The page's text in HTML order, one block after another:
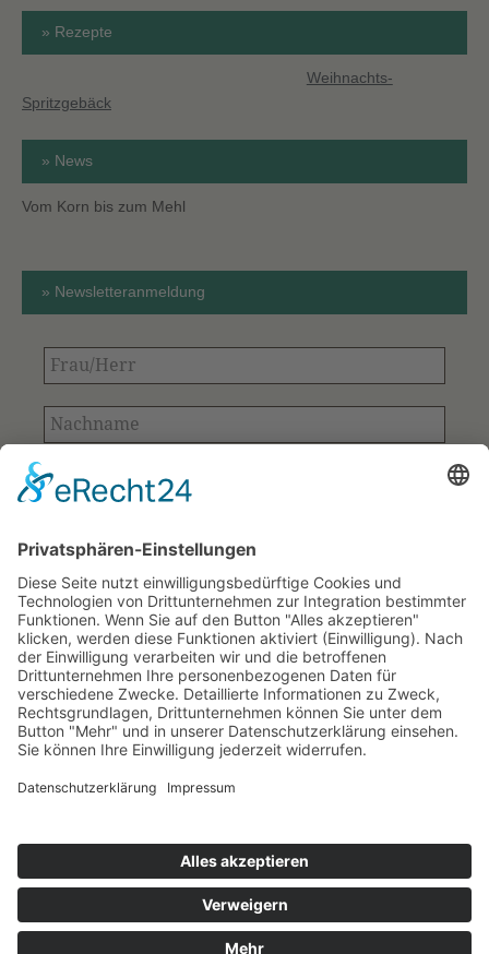
» Rezepte
Weihnachts-
Spritzgebäck
» News
Vom Korn bis zum Mehl
» Newsletteranmeldung
Frau/Herr
Nachname
E-
Mail-
*
Ihre Kontaktdaten aus dem Anmeldeformular
werden ausschließlich für den Versand des
Newsletters verwendet und gespeichert
Copyright © 2026 · Zimmermann-Mühle GmbH · Gaimühle 1 ·
63928 Riedern ·Impressum Theme bySiteOrigin
Vertrag widerrufen